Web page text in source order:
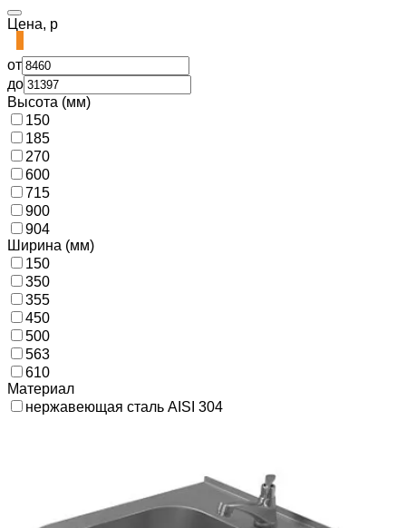
Цена, р
от
до
Высота (мм)
150
185
270
600
715
900
904
Ширина (мм)
150
350
355
450
500
563
610
Материал
нержавеющая сталь AISI 304